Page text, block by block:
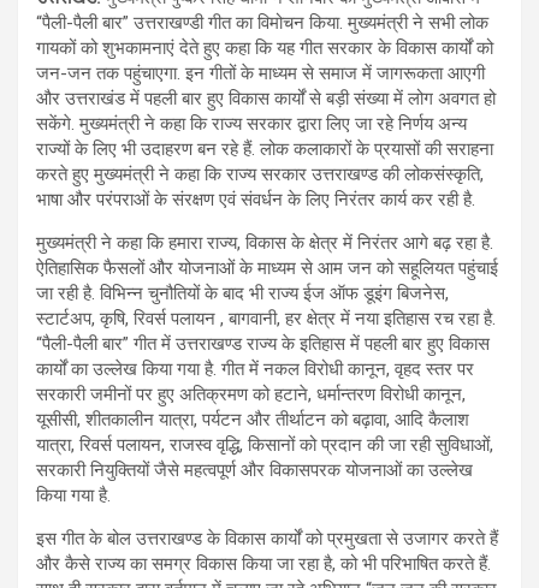
“पैली-पैली बार” उत्तराखण्डी गीत का विमोचन किया. मुख्यमंत्री ने सभी लोक
गायकों को शुभकामनाएं देते हुए कहा कि यह गीत सरकार के विकास कार्यों को
जन-जन तक पहुंचाएगा. इन गीतों के माध्यम से समाज में जागरूकता आएगी
और उत्तराखंड में पहली बार हुए विकास कार्यों से बड़ी संख्या में लोग अवगत हो
सकेंगे. मुख्यमंत्री ने कहा कि राज्य सरकार द्वारा लिए जा रहे निर्णय अन्य
राज्यों के लिए भी उदाहरण बन रहे हैं. लोक कलाकारों के प्रयासों की सराहना
करते हुए मुख्यमंत्री ने कहा कि राज्य सरकार उत्तराखण्ड की लोकसंस्कृति,
भाषा और परंपराओं के संरक्षण एवं संवर्धन के लिए निरंतर कार्य कर रही है.
मुख्यमंत्री ने कहा कि हमारा राज्य, विकास के क्षेत्र में निरंतर आगे बढ़ रहा है.
ऐतिहासिक फैसलों और योजनाओं के माध्यम से आम जन को सहूलियत पहुंचाई
जा रही है. विभिन्न चुनौतियों के बाद भी राज्य ईज ऑफ डूइंग बिजनेस,
स्टार्टअप, कृषि, रिवर्स पलायन , बागवानी, हर क्षेत्र में नया इतिहास रच रहा है.
“पैली-पैली बार” गीत में उत्तराखण्ड राज्य के इतिहास में पहली बार हुए विकास
कार्यों का उल्लेख किया गया है. गीत में नकल विरोधी कानून, वृहद स्तर पर
सरकारी जमीनों पर हुए अतिक्रमण को हटाने, धर्मान्तरण विरोधी कानून,
यूसीसी, शीतकालीन यात्रा, पर्यटन और तीर्थाटन को बढ़ावा, आदि कैलाश
यात्रा, रिवर्स पलायन, राजस्व वृद्धि, किसानों को प्रदान की जा रही सुविधाओं,
सरकारी नियुक्तियों जैसे महत्वपूर्ण और विकासपरक योजनाओं का उल्लेख
किया गया है.
इस गीत के बोल उत्तराखण्ड के विकास कार्यों को प्रमुखता से उजागर करते हैं
और कैसे राज्य का समग्र विकास किया जा रहा है, को भी परिभाषित करते हैं.